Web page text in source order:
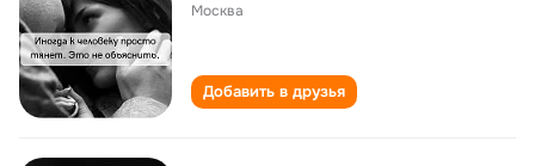
Москва
Добавить в друзья